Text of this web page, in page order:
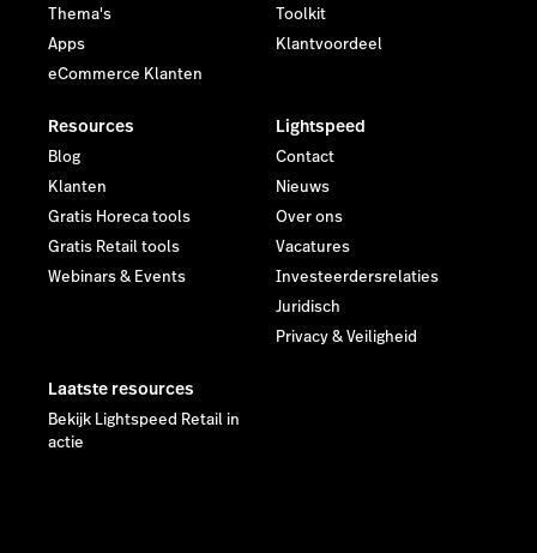
Thema's
Apps
eCommerce Klanten
Toolkit
Klantvoordeel
Resources
Blog
Klanten
Gratis Horeca tools
Gratis Retail tools
Webinars & Events
Lightspeed
Contact
Nieuws
Over ons
Vacatures
Investeerdersrelaties
Juridisch
Privacy & Veiligheid
Laatste resources
Bekijk Lightspeed Retail in
actie